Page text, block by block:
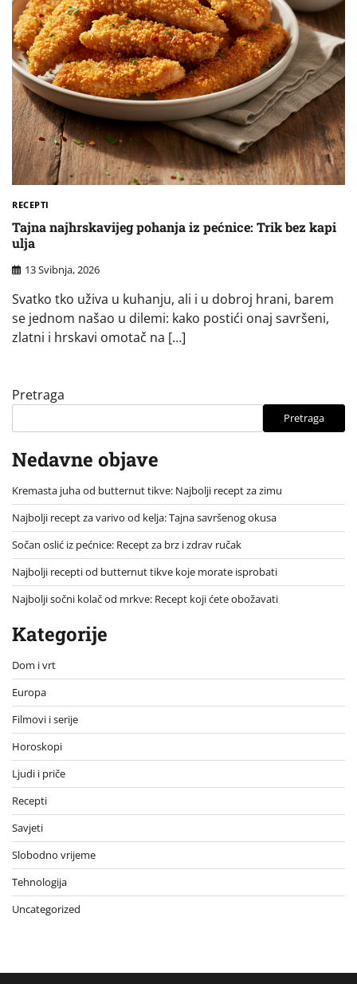
RECEPTI
Tajna najhrskavijeg pohanja iz pećnice: Trik bez kapi
ulja
13 Svibnja, 2026
Svatko tko uživa u kuhanju, ali i u dobroj hrani, barem
se jednom našao u dilemi: kako postići onaj savršeni,
zlatni i hrskavi omotač na […]
Pretraga
Pretraga
Nedavne objave
Kremasta juha od butternut tikve: Najbolji recept za zimu
Najbolji recept za varivo od kelja: Tajna savršenog okusa
Sočan oslić iz pećnice: Recept za brz i zdrav ručak
Najbolji recepti od butternut tikve koje morate isprobati
Najbolji sočni kolač od mrkve: Recept koji ćete obožavati
Kategorije
Dom i vrt
Europa
Filmovi i serije
Horoskopi
Ljudi i priče
Recepti
Savjeti
Slobodno vrijeme
Tehnologija
Uncategorized